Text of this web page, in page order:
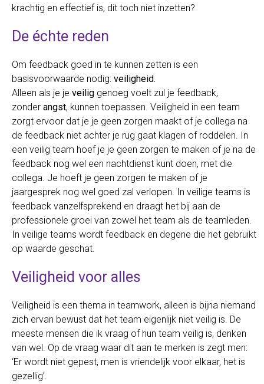
krachtig en effectief is, dit toch niet inzetten?
De échte reden
Om feedback goed in te kunnen zetten is een
basisvoorwaarde nodig: veiligheid.
Alleen als je je veilig genoeg voelt zul je feedback,
zonder angst, kunnen toepassen. Veiligheid in een team
zorgt ervoor dat je je geen zorgen maakt of je collega na
de feedback niet achter je rug gaat klagen of roddelen. In
een veilig team hoef je je geen zorgen te maken of je na de
feedback nog wel een nachtdienst kunt doen, met die
collega. Je hoeft je geen zorgen te maken of je
jaargesprek nog wel goed zal verlopen. In veilige teams is
feedback vanzelfsprekend en draagt het bij aan de
professionele groei van zowel het team als de teamleden.
In veilige teams wordt feedback en degene die het gebruikt
op waarde geschat.
Veiligheid voor alles
Veiligheid is een thema in teamwork, alleen is bijna niemand
zich ervan bewust dat het team eigenlijk niet veilig is. De
meeste mensen die ik vraag of hun team veilig is, denken
van wel. Op de vraag waar dit aan te merken is zegt men:
‘Er wordt niet gepest, men is vriendelijk voor elkaar, het is
gezellig’.